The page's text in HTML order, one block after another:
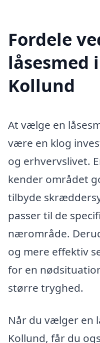
Fordele
låsesmed
Kollund
At vælge en
være en klog
og erhvervslivet.
kender området
tilbyde
passer til de
nærområde.
og mere effektiv
for en
større tryghed.
Når du vælger en
Kollund, får du